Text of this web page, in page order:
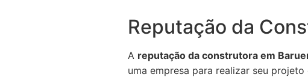
Reputação da
A reputação da construtora em
uma empresa para realizar seu